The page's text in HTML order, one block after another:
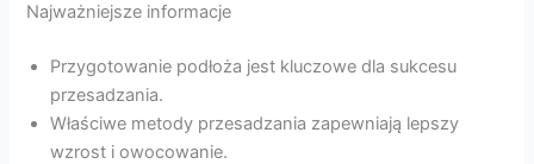
Najważniejsze informacje
Przygotowanie podłoża jest kluczowe dla sukcesu
przesadzania.
Właściwe metody przesadzania zapewniają lepszy
wzrost i owocowanie.